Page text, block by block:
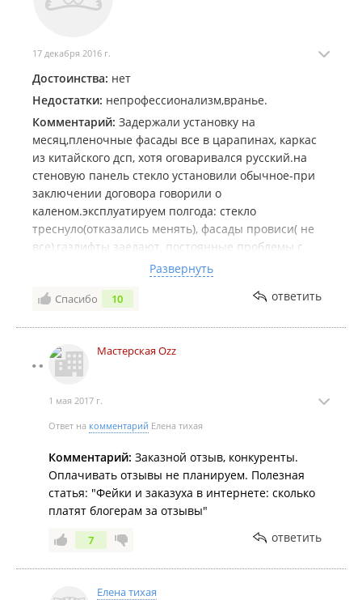
17 декабря 2016 г.
Достоинства: нет
Недостатки: непрофессионализм,вранье.
Комментарий: Задержали установку на
месяц,пленочные фасады все в царапинах, каркас
из китайского дсп, хотя оговаривался русский.на
стеновую панель стекло установили обычное-при
заключении договора говорили о
каленом.эксплуатируем полгода: стекло
треснуло(отказались менять), фасады провиси( не
все),газлифты заедают, постоянные проблемы с
под'емником.И еще куча мелких недостатков.Цена
НЕ соответствует качеству-сильно
завышена.Анна("менеджер") абсолютно не
Развернуть
Спасибо 10 ответить
Мастерская Ozz
1 мая 2017 г.
Ответ на комментарий Елена тихая
Комментарий: Заказной отзыв, конкуренты.
Оплачивать отзывы не планируем. Полезная
статья: "Фейки и заказуха в интернете: сколько
платят блогерам за отзывы"
7 ответить
Елена тихая